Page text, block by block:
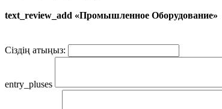
text_review_add «Промышленное Оборудование»
Сіздің атыңыз:
entry_pluses